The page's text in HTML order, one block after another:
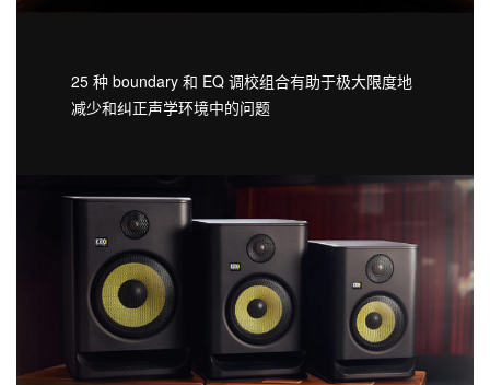
25 种 boundary 和 EQ 调校组合有助于极大限度地
减少和纠正声学环境中的问题